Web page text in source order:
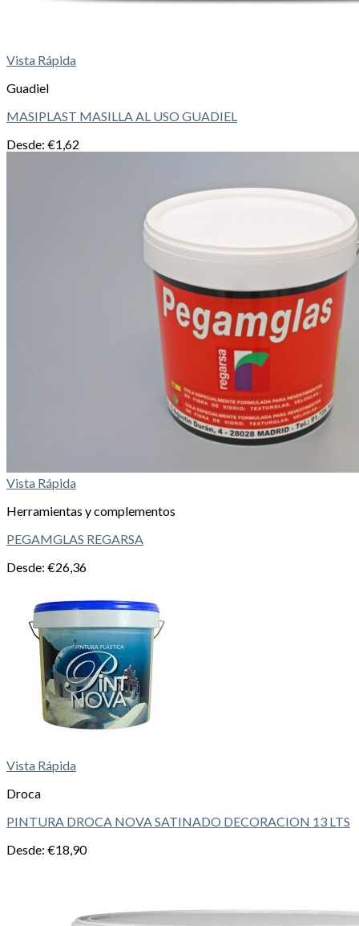
Vista Rápida
Guadiel
MASIPLAST MASILLA AL USO GUADIEL
Desde: €1,62
Vista Rápida
Herramientas y complementos
PEGAMGLAS REGARSA
Desde: €26,36
Vista Rápida
Droca
PINTURA DROCA NOVA SATINADO DECORACION 13 LTS
Desde: €18,90